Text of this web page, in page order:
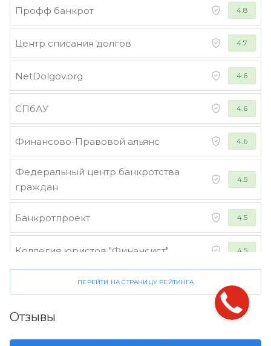
Профф банкрот 4.8
Центр списания долгов 4.7
NetDolgov.org 4.6
СПбАУ 4.6
Финансово-Правовой альянс 4.6
Федеральный центр банкротства
граждан
4.5
Банкротпроект 4.5
Коллегия юристов "Финансист" 4.5
ПЕРЕЙТИ НА СТРАНИЦУ РЕЙТИНГА
Отзывы